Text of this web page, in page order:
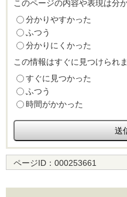
このページの内容や表現は分
分かりやすかった
ふつう
分かりにくかった
この情報はすぐに見つけられ
すぐに見つかった
ふつう
時間がかかった
ページID： 000253661